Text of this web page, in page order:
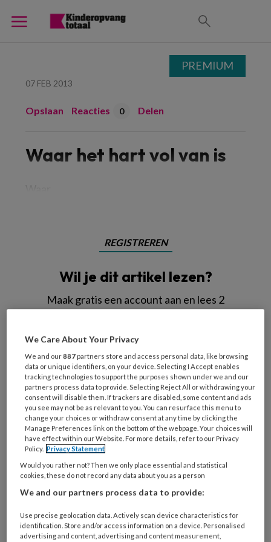
07 FEB 2013
Opslaan Reacties 0 Delen
Waar het hart vol van is
REGISTREREN
Wil je dit artikel lezen?
Maak gratis een account aan en lees 2
Al een account of abonnement?
Wat
is
je
e-
mailadres?
* *
Kies
je
wachtwoord*
Kies
je
Bij
PREMIUM
We Care About Your Privacy
We and our887 partners store and access personal data, like browsing
data or unique identifiers, on your device. Selecting I Accept enables
tracking technologies to support the purposes shown under we and our
partners process data to provide. Selecting Reject All or withdrawing your
consent will disable them. If trackers are disabled, some content and ads
you see may not be as relevant to you. You can resurface this menu to
change your choices or withdraw consent at any time by clicking the
Manage Preferences link on the bottom of the webpage. Your choices will
have effect within our Website. For more details, refer to our Privacy
Policy. Privacy Statement
Would you rather not? Then we only place essential and statistical
cookies, these do not record any data about you as a person
We and our partners process data to provide:
Use precise geolocation data. Actively scan device characteristics for
identification. Store and/or access information on a device. Personalised
advertising and content, advertising and content measurement,